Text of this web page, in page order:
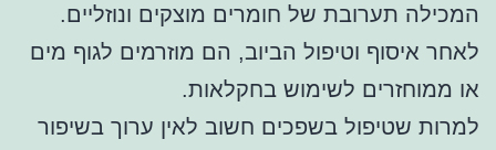
המכילה תערובת של חומרים מוצקים ונוזליים.
לאחר איסוף וטיפול הביוב, הם מוזרמים לגוף מים
או ממוחזרים לשימוש בחקלאות.
למרות שטיפול בשפכים חשוב לאין ערוך בשיפור